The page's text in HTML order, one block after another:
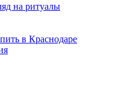
на ритуалы
в Краснодаре